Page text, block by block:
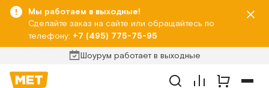
Мы работаем в выходные!
Сделайте заказ на сайте или обращайтесь по
телефону: +7 (495) 775-75-95
Шоурум работает в выходные